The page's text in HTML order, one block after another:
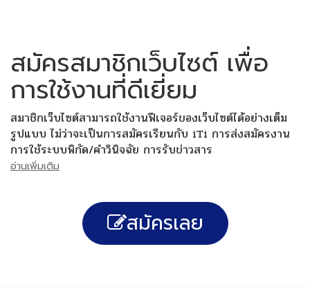
สมัครสมาชิกเว็บไซต์ เพื่อ
การใช้งานที่ดีเยี่ยม
สมาชิกเว็บไซต์สามารถใช้งานฟีเจอร์ของเว็บไซต์ได้อย่างเต็ม
รูปแบบ ไม่ว่าจะเป็นการสมัครเรียนกับ iTi การส่งสมัครงาน
การใช้ระบบพิกัด/คำวินิจฉัย การรับข่าวสาร
อ่านเพิ่มเติม
สมัครเลย